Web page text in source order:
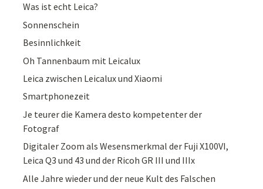
Was ist echt Leica?
Sonnenschein
Besinnlichkeit
Oh Tannenbaum mit Leicalux
Leica zwischen Leicalux und Xiaomi
Smartphonezeit
Je teurer die Kamera desto kompetenter der
Fotograf
Digitaler Zoom als Wesensmerkmal der Fuji X100VI,
Leica Q3 und 43 und der Ricoh GR III und IIIx
Alle Jahre wieder und der neue Kult des Falschen